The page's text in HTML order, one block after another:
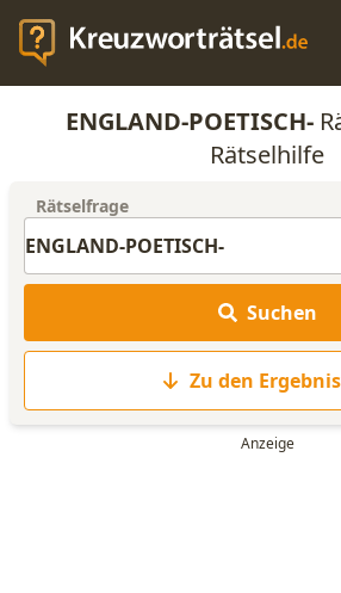
ANAGRAMM-
WORTLISTE
ENGLAND-POETISCH-
Rätselhilfe
Rätselfrage
Suchen
Zu den